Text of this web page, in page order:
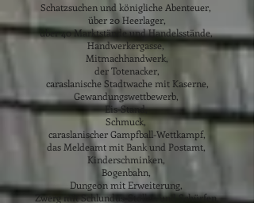
Schatzsuchen und königliche Abenteuer,
über 20 Heerlager,
über 40 Marktstände und Handelsstände,
Handwerkergasse,
Mitmachhandwerk,
der Totenacker,
caraslanische Stadtwache mit Kaserne,
Gewandungswettbewerb,
Eis-Stand,
Schmuck,
caraslanischer Gampfball-Wettkampf,
das Meldeamt mit Bank und Postamt,
Kinderschminken,
Bogenbahn,
Dungeon mit Erweiterung,
Zwerg mit Schlundus-Stollen und Schürfen,